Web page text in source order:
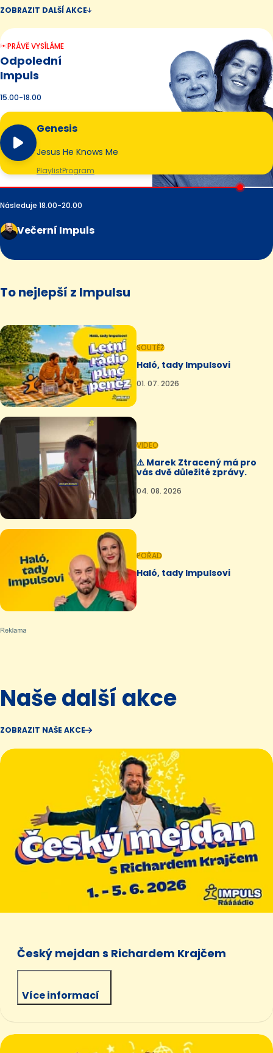
ZOBRAZIT DALŠÍ AKCE
PRÁVĚ VYSÍLÁME
Odpolední
Impuls
15.00-18.00
Genesis
Jesus He Knows Me
PlaylistProgram
Následuje 18.00-20.00
Večerní Impuls
To nejlepší z Impulsu
SOUTĚŽ
Haló, tady Impulsovi
01. 07. 2026
VIDEO
⚠️ Marek Ztracený má pro
vás dvě důležité zprávy.
04. 08. 2026
POŘAD
Haló, tady Impulsovi
Naše další akce
ZOBRAZIT NAŠE AKCE
Český mejdan s Richardem Krajčem
Více informací